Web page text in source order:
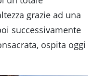
grazie ad una
successivamente
ospita oggi